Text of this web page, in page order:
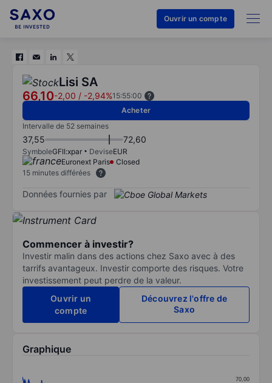
Ouvrir un compte
Lisi SA
66,10-2,00 / -2,94%15:55:00
Acheter
Intervalle de 52 semaines
37,55 72,60
SymboleGFII:xpar DeviseEUR
Euronext Paris
Closed
15 minutes différées
Données fournies par
Commencer à investir?
Investir malin dans des actions chez Saxo avec à des
tarrifs avantageux. Investir comporte des risques. Votre
investissement peut perdre de la valeur.
Ouvrir un
compte
Découvrez l'offre de
Saxo
Graphique
70,00